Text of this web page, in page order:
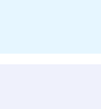
Cr (anoda)